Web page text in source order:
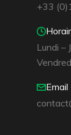
+33
Lundi –
Email